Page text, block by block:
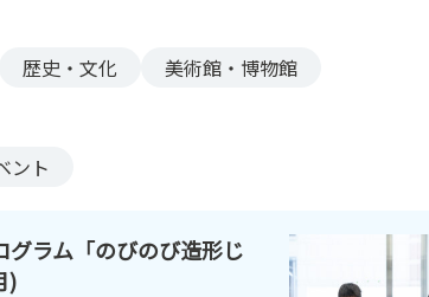
歴史・文化
美術館・博物館
ント
グラム「のびのび造形じ
)